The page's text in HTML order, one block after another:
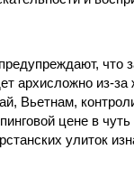
что
архисложно из-
Вьетнам,
цене в
улиток